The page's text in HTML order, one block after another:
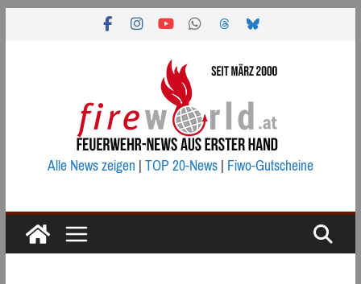
Alle News zeigen|TOP 20-News|Fiwo-Gutscheine